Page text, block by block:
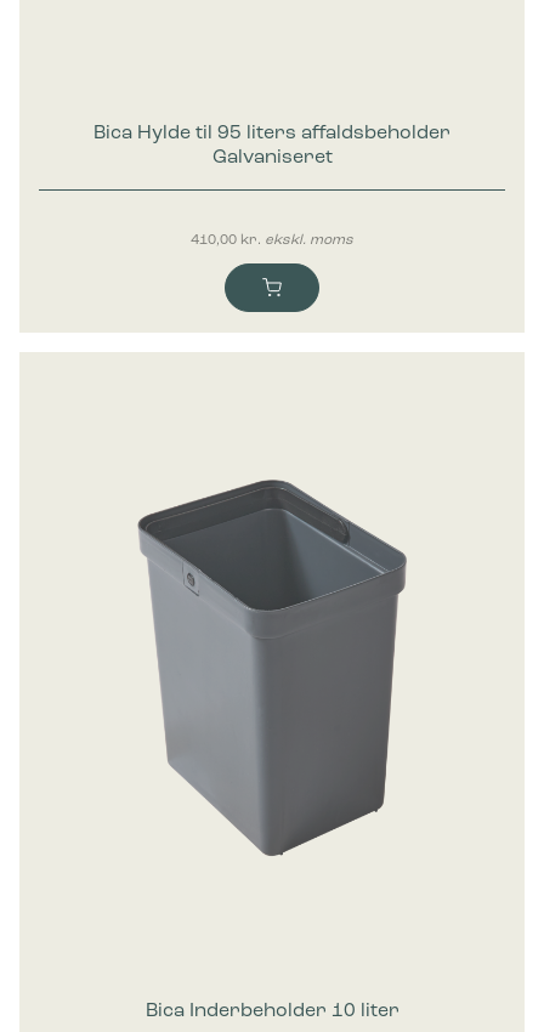
Bica Hylde til 95 liters affaldsbeholder
Galvaniseret
410,00 kr. ekskl. moms
Bica Inderbeholder 10 liter